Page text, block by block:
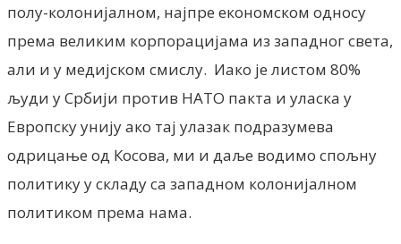
полу-колонијалном, најпре економском односу
према великим корпорацијама из западног света,
али и у медијском смислу. Иако је листом 80%
људи у Србији против НАТО пакта и уласка у
Европску унију ако тај улазак подразумева
одрицање од Косова, ми и даље водимо спољну
политику у складу са западном колонијалном
политиком према нама.